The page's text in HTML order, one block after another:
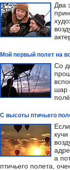
Два
Мой первый полет на
Со
шар
С высоты птичьего
а
птичьего полета,